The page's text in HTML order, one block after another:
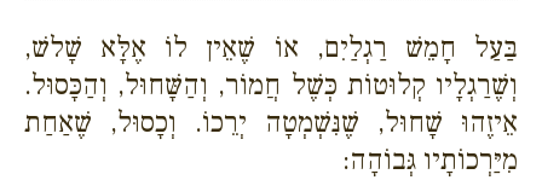
בַּעַל חָמֵשׁ רַגְלַיִם, אוֹ שֶׁאֵין לוֹ אֶלָּא שָׁלשׁ,
וְשֶׁרַגְלָיו קְלוּטוֹת כְּשֶׁל חֲמוֹר, וְהַשָּׁחוּל, וְהַכָּסוּל.
אֵיזֶהוּ שָׁחוּל, שֶׁנִּשְׁמְטָה יְרֵכוֹ. וְכָסוּל, שֶׁאַחַת
מִיַּרְכוֹתָיו גְּבוֹהָה: